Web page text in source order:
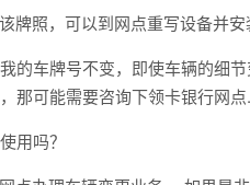
照，可以到网点重写设备并安
的车牌号不变，即使车辆的细
那可能需要咨询下领卡银行网点.
用吗？